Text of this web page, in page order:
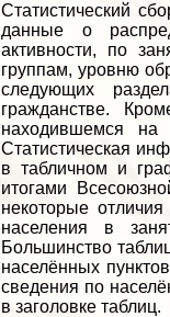
Статистический
данные о
активности, по
группам, уровню
следующих
гражданстве.
находившемся
Статистическая
в табличном и
итогами
некоторые
населения в
Большинство
населённых
сведения по
в заголовке таблиц.